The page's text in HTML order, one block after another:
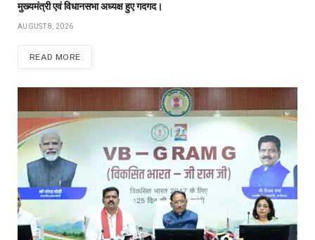
मुख्यमंत्री एवं विधानसभा अध्यक्ष हुए गदगद।
AUGUST 8, 2026
READ MORE